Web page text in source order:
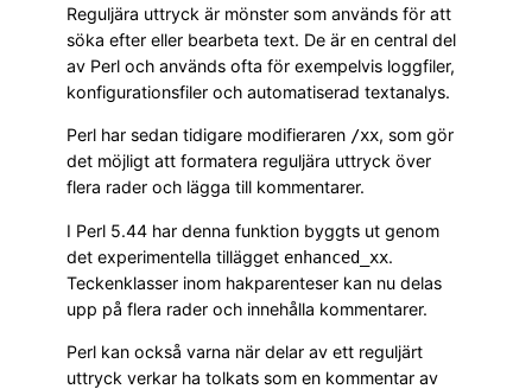
Reguljära uttryck är mönster som används för att
söka efter eller bearbeta text. De är en central del
av Perl och används ofta för exempelvis loggfiler,
konfigurationsfiler och automatiserad textanalys.
Perl har sedan tidigare modifieraren /xx, som gör
det möjligt att formatera reguljära uttryck över
flera rader och lägga till kommentarer.
I Perl 5.44 har denna funktion byggts ut genom
det experimentella tillägget enhanced_xx.
Teckenklasser inom hakparenteser kan nu delas
upp på flera rader och innehålla kommentarer.
Perl kan också varna när delar av ett reguljärt
uttryck verkar ha tolkats som en kommentar av